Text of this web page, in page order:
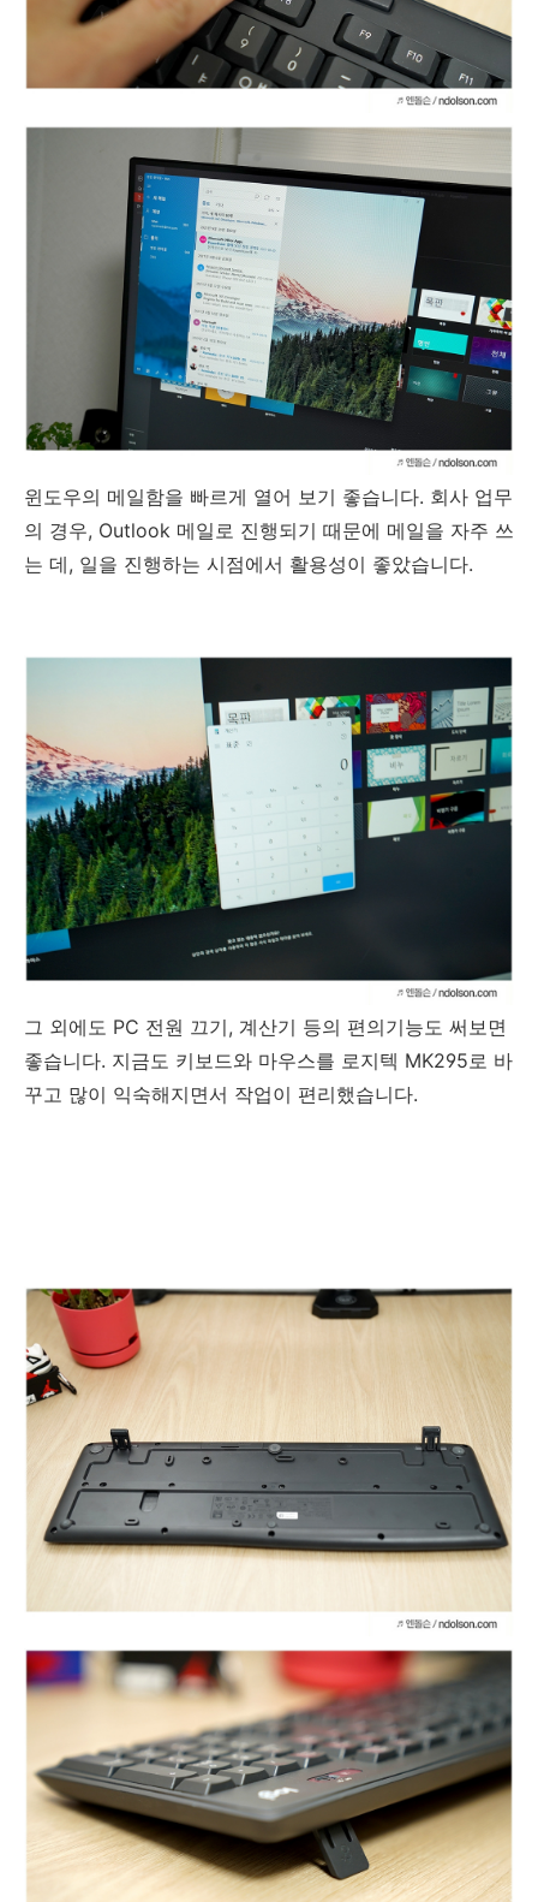
윈도우의 메일함을 빠르게 열어 보기 좋습니다. 회사 업무
의 경우, Outlook 메일로 진행되기 때문에 메일을 자주 쓰
는 데, 일을 진행하는 시점에서 활용성이 좋았습니다.
그 외에도 PC 전원 끄기, 계산기 등의 편의기능도 써보면
좋습니다. 지금도 키보드와 마우스를 로지텍 MK295로 바
꾸고 많이 익숙해지면서 작업이 편리했습니다.